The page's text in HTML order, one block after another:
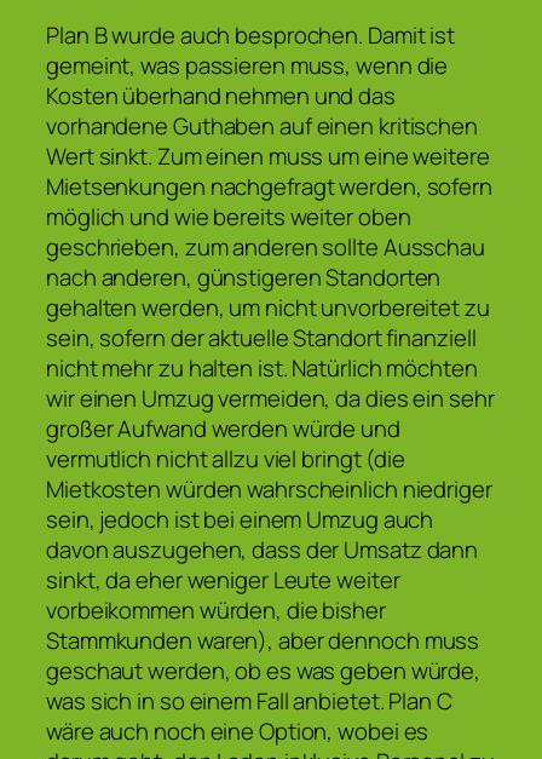
Plan B wurde auch besprochen. Damit ist
gemeint, was passieren muss, wenn die
Kosten überhand nehmen und das
vorhandene Guthaben auf einen kritischen
Wert sinkt. Zum einen muss um eine weitere
Mietsenkungen nachgefragt werden, sofern
möglich und wie bereits weiter oben
geschrieben, zum anderen sollte Ausschau
nach anderen, günstigeren Standorten
gehalten werden, um nicht unvorbereitet zu
sein, sofern der aktuelle Standort finanziell
nicht mehr zu halten ist. Natürlich möchten
wir einen Umzug vermeiden, da dies ein sehr
großer Aufwand werden würde und
vermutlich nicht allzu viel bringt (die
Mietkosten würden wahrscheinlich niedriger
sein, jedoch ist bei einem Umzug auch
davon auszugehen, dass der Umsatz dann
sinkt, da eher weniger Leute weiter
vorbeikommen würden, die bisher
Stammkunden waren), aber dennoch muss
geschaut werden, ob es was geben würde,
was sich in so einem Fall anbietet. Plan C
wäre auch noch eine Option, wobei es